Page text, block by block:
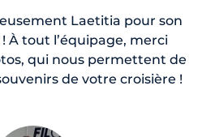
Laetitia pour son
À tout l’équipage, merci
qui nous permettent de
de votre croisière !